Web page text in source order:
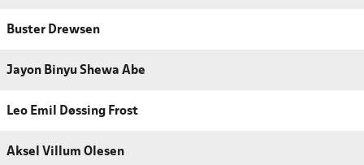
Buster Drewsen
Jayon Binyu Shewa Abe
Leo Emil Døssing Frost
Aksel Villum Olesen